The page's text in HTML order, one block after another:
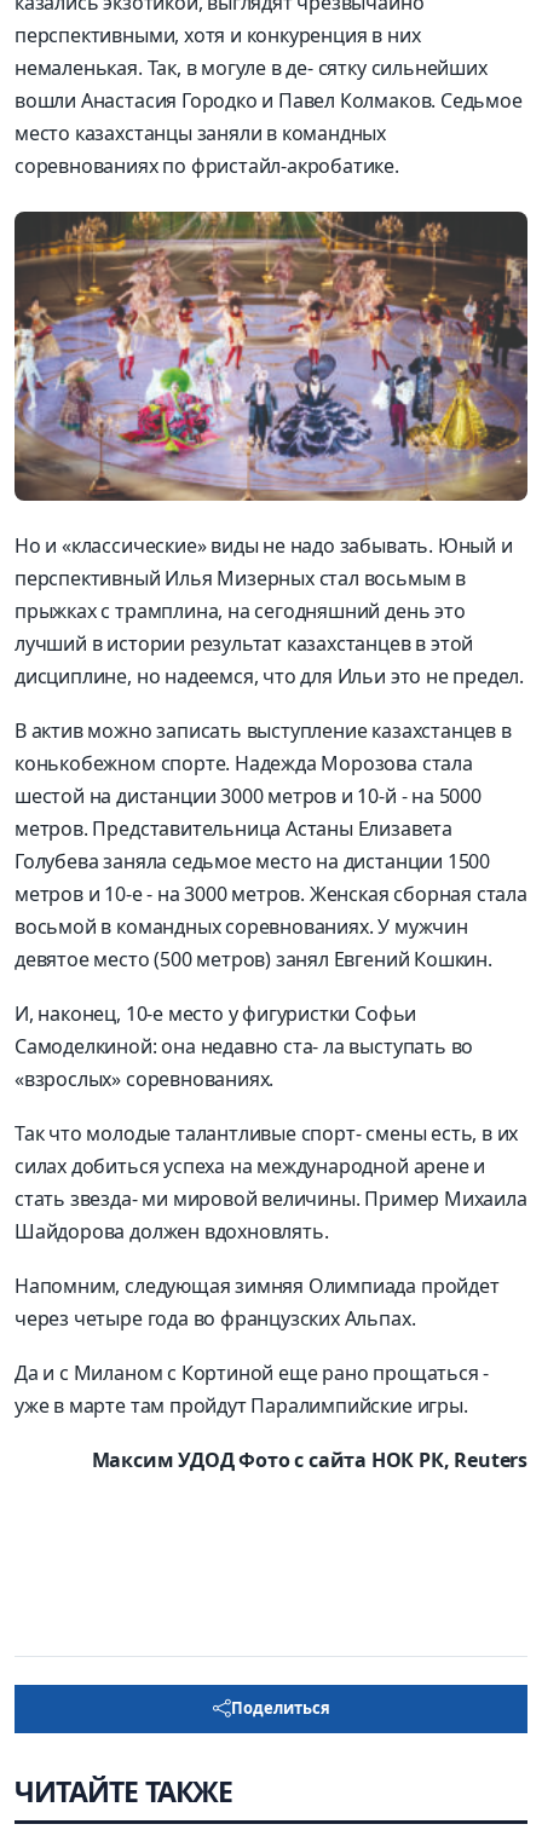
перспективными, хотя и конкуренция в них
немаленькая. Так, в могуле в де- сятку сильнейших
вошли Анастасия Городко и Павел Колмаков. Седьмое
место казахстанцы заняли в командных
соревнованиях по фристайл-акробатике.
Но и «классические» виды не надо забывать. Юный и
перспективный Илья Мизерных стал восьмым в
прыжках с трамплина, на сегодняшний день это
лучший в истории результат казахстанцев в этой
дисциплине, но надеемся, что для Ильи это не предел.
В актив можно записать выступление казахстанцев в
конькобежном спорте. Надежда Морозова стала
шестой на дистанции 3000 метров и 10-й - на 5000
метров. Представительница Астаны Елизавета
Голубева заняла седьмое место на дистанции 1500
метров и 10-е - на 3000 метров. Женская сборная стала
восьмой в командных соревнованиях. У мужчин
девятое место (500 метров) занял Евгений Кошкин.
И, наконец, 10-е место у фигуристки Софьи
Самоделкиной: она недавно ста- ла выступать во
«взрослых» соревнованиях.
Так что молодые талантливые спорт- смены есть, в их
силах добиться успеха на международной арене и
стать звезда- ми мировой величины. Пример Михаила
Шайдорова должен вдохновлять.
Напомним, следующая зимняя Олимпиада пройдет
через четыре года во французских Альпах.
Да и с Миланом с Кортиной еще рано прощаться -
уже в марте там пройдут Паралимпийские игры.
Максим УДОД Фото с сайта НОК РК, Reuters
Поделиться
ЧИТАЙТЕ ТАКЖЕ